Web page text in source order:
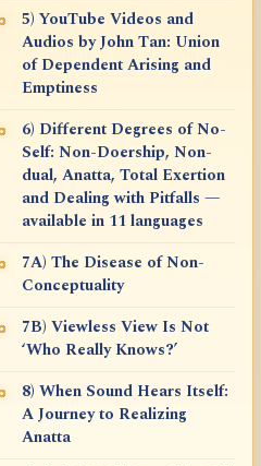
5) YouTube Videos and
Audios by John Tan: Union
of Dependent Arising and
Emptiness
6) Different Degrees of No-
Self: Non-Doership, Non-
dual, Anatta, Total Exertion
and Dealing with Pitfalls —
available in 11 languages
7A) The Disease of Non-
Conceptuality
7B) Viewless View Is Not
‘Who Really Knows?’
8) When Sound Hears Itself:
A Journey to Realizing
Anatta